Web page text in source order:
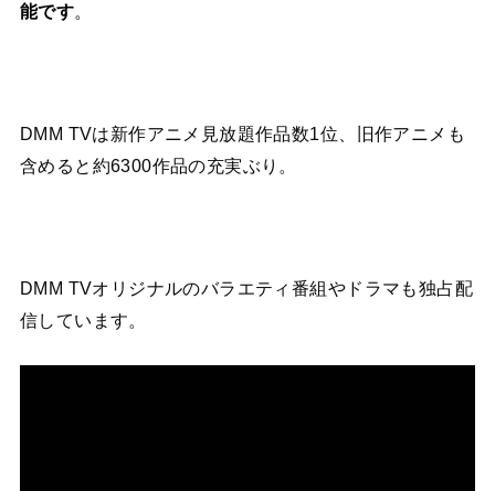
能です。
DMM TVは新作アニメ見放題作品数1位、旧作アニメも
含めると約6300作品の充実ぶり。
DMM TVオリジナルのバラエティ番組やドラマも独占配
信しています。